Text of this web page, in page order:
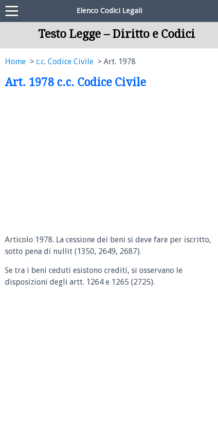
Elenco Codici Legali
Testo Legge – Diritto e Codici
Home c.c. Codice Civile Art. 1978
Art. 1978 c.c. Codice Civile
Articolo 1978. La cessione dei beni si deve fare per iscritto,
sotto pena di nullit (1350, 2649, 2687).
Se tra i beni ceduti esistono crediti, si osservano le
disposizioni degli artt. 1264 e 1265 (2725).